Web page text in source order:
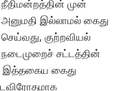
நீதிமன்றத்தின் முன்
அனுமதி இல்லாமல் கைது
செய்வது, குற்றவியல்
நடைமுறைச் சட்டத்தின்
இத்தகைய கைது